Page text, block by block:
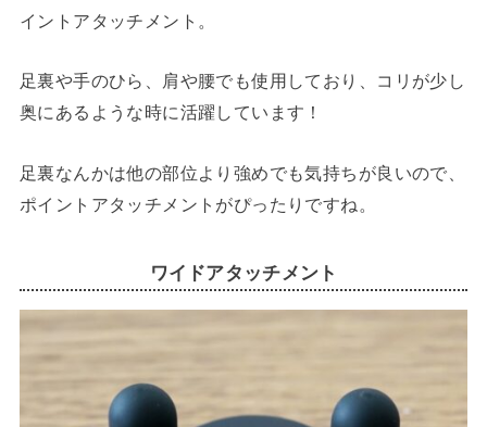
イントアタッチメント。
足裏や手のひら、肩や腰でも使用しており、コリが少し
奥にあるような時に活躍しています！
足裏なんかは他の部位より強めでも気持ちが良いので、
ポイントアタッチメントがぴったりですね。
ワイドアタッチメント